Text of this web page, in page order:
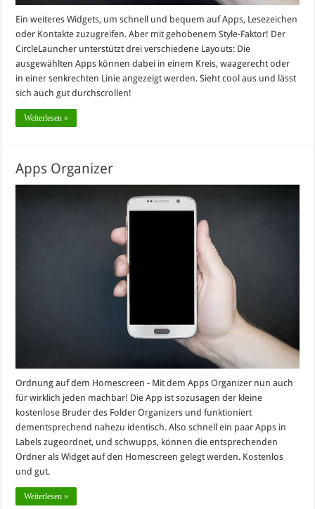
Ein weiteres Widgets, um schnell und bequem auf Apps, Lesezeichen
oder Kontakte zuzugreifen. Aber mit gehobenem Style-Faktor! Der
CircleLauncher unterstützt drei verschiedene Layouts: Die
ausgewählten Apps können dabei in einem Kreis, waagerecht oder
in einer senkrechten Linie angezeigt werden. Sieht cool aus und lässt
sich auch gut durchscrollen!
Weiterlesen »
Apps Organizer
Ordnung auf dem Homescreen - Mit dem Apps Organizer nun auch
für wirklich jeden machbar! Die App ist sozusagen der kleine
kostenlose Bruder des Folder Organizers und funktioniert
dementsprechend nahezu identisch. Also schnell ein paar Apps in
Labels zugeordnet, und schwupps, können die entsprechenden
Ordner als Widget auf den Homescreen gelegt werden. Kostenlos
und gut.
Weiterlesen »